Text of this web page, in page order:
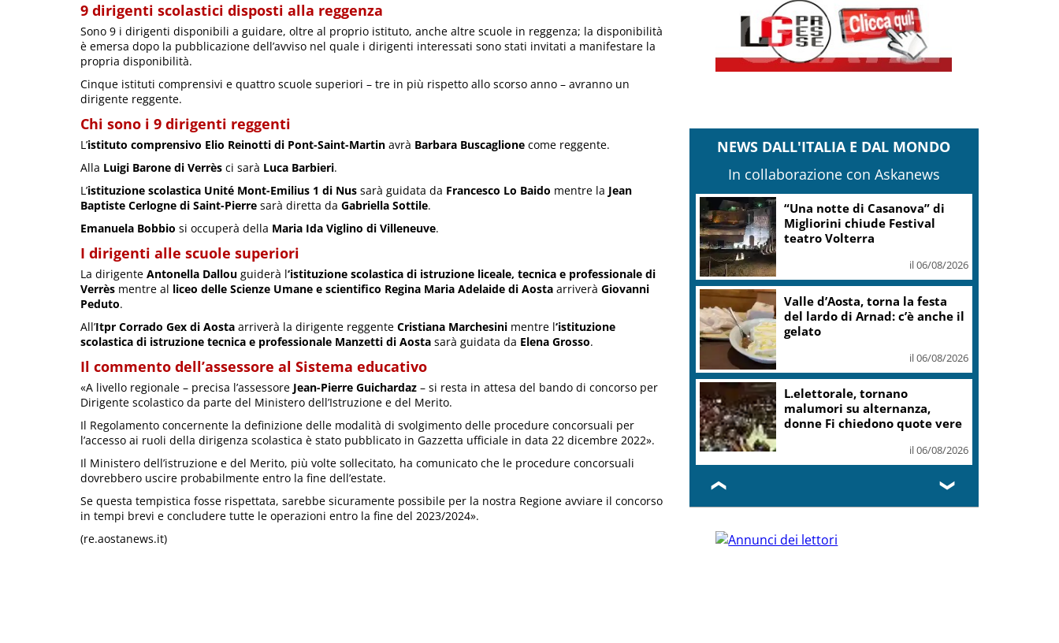
9 dirigenti scolastici disposti alla reggenza
Sono 9 i dirigenti disponibili a guidare, oltre al proprio istituto, anche altre scuole in reggenza; la disponibilità
è emersa dopo la pubblicazione dell’avviso nel quale i dirigenti interessati sono stati invitati a manifestare la
propria disponibilità.
Cinque istituti comprensivi e quattro scuole superiori – tre in più rispetto allo scorso anno – avranno un
dirigente reggente.
Chi sono i 9 dirigenti reggenti
L’istituto comprensivo Elio Reinotti di Pont-Saint-Martin avrà Barbara Buscaglione come reggente.
Alla Luigi Barone di Verrès ci sarà Luca Barbieri.
L’istituzione scolastica Unité Mont-Emilius 1 di Nus sarà guidata da Francesco Lo Baido mentre la Jean
Baptiste Cerlogne di Saint-Pierre sarà diretta da Gabriella Sottile.
Emanuela Bobbio si occuperà della Maria Ida Viglino di Villeneuve.
I dirigenti alle scuole superiori
La dirigente Antonella Dallou guiderà l‘istituzione scolastica di istruzione liceale, tecnica e professionale di
Verrès mentre al liceo delle Scienze Umane e scientifico Regina Maria Adelaide di Aosta arriverà Giovanni
Peduto.
All’Itpr Corrado Gex di Aosta arriverà la dirigente reggente Cristiana Marchesini mentre l‘istituzione
scolastica di istruzione tecnica e professionale Manzetti di Aosta sarà guidata da Elena Grosso.
Il commento dell’assessore al Sistema educativo
«A livello regionale – precisa l’assessore Jean-Pierre Guichardaz – si resta in attesa del bando di concorso per
Dirigente scolastico da parte del Ministero dell’Istruzione e del Merito.
Il Regolamento concernente la definizione delle modalità di svolgimento delle procedure concorsuali per
l’accesso ai ruoli della dirigenza scolastica è stato pubblicato in Gazzetta ufficiale in data 22 dicembre 2022».
Il Ministero dell’istruzione e del Merito, più volte sollecitato, ha comunicato che le procedure concorsuali
dovrebbero uscire probabilmente entro la fine dell’estate.
Se questa tempistica fosse rispettata, sarebbe sicuramente possibile per la nostra Regione avviare il concorso
in tempi brevi e concludere tutte le operazioni entro la fine del 2023/2024».
(re.aostanews.it)
NEWS DALL'ITALIA E DAL MONDO
In collaborazione con Askanews
“Una notte di Casanova” di
Migliorini chiude Festival
teatro Volterra
il 06/08/2026
Valle d’Aosta, torna la festa
del lardo di Arnad: c’è anche il
gelato
il 06/08/2026
L.elettorale, tornano
malumori su alternanza,
donne Fi chiedono quote vere
il 06/08/2026
❮ ❯